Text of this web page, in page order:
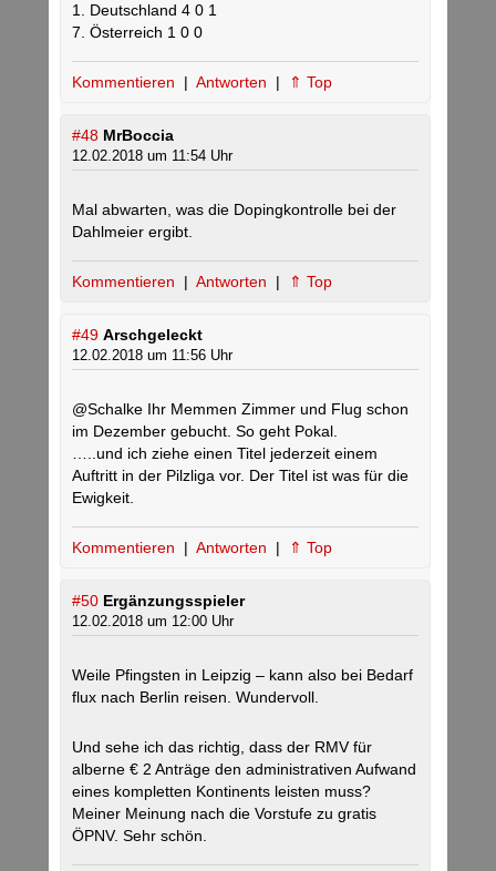
1. Deutschland 4 0 1
7. Österreich 1 0 0
Kommentieren | Antworten | ⇑ Top
#48 MrBoccia
12.02.2018 um 11:54 Uhr
Mal abwarten, was die Dopingkontrolle bei der
Dahlmeier ergibt.
Kommentieren | Antworten | ⇑ Top
#49 Arschgeleckt
12.02.2018 um 11:56 Uhr
@Schalke Ihr Memmen Zimmer und Flug schon
im Dezember gebucht. So geht Pokal.
…..und ich ziehe einen Titel jederzeit einem
Auftritt in der Pilzliga vor. Der Titel ist was für die
Ewigkeit.
Kommentieren | Antworten | ⇑ Top
#50 Ergänzungsspieler
12.02.2018 um 12:00 Uhr
Weile Pfingsten in Leipzig – kann also bei Bedarf
flux nach Berlin reisen. Wundervoll.
Und sehe ich das richtig, dass der RMV für
alberne € 2 Anträge den administrativen Aufwand
eines kompletten Kontinents leisten muss?
Meiner Meinung nach die Vorstufe zu gratis
ÖPNV. Sehr schön.